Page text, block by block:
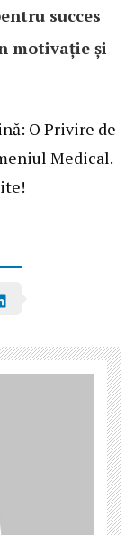
succes
motivație și
O Privire de
Medical.